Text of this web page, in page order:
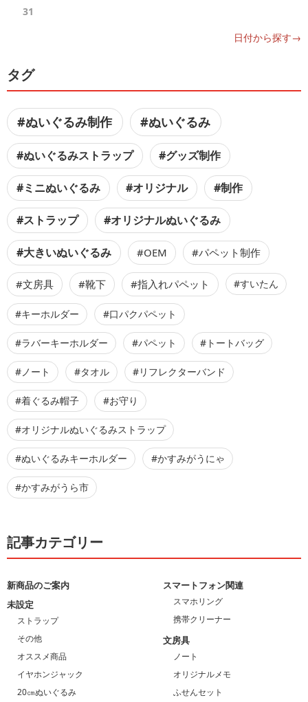
31
日付から探す→
タグ
#ぬいぐるみ制作 #ぬいぐるみ
#ぬいぐるみストラップ #グッズ制作
#ミニぬいぐるみ #オリジナル #制作
#ストラップ #オリジナルぬいぐるみ
#大きいぬいぐるみ #OEM #パペット制作
#文房具 #靴下 #指入れパペット #すいたん
#キーホルダー #口パクパペット
#ラバーキーホルダー #パペット #トートバッグ
#ノート #タオル #リフレクターバンド
#着ぐるみ帽子 #お守り
#オリジナルぬいぐるみストラップ
#ぬいぐるみキーホルダー #かすみがうにゃ
#かすみがうら市
記事カテゴリー
新商品のご案内
未設定
ストラップ
その他
オススメ商品
イヤホンジャック
20㎝ぬいぐるみ
スマートフォン関連
スマホリング
携帯クリーナー
文房具
ノート
オリジナルメモ
ふせんセット